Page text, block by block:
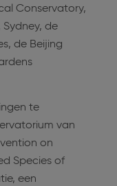
Conservatory,
de
de Beijing
te
van
on
Species of
een